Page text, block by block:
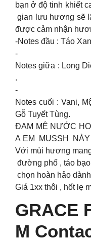
bạn ở độ tinh khiết
gian lưu hương sẽ
được cảm nhận
-Notes đầu : Táo
-
Notes giữa : Long
.
-
Notes cuối : Vani,
Gỗ Tuyết Tùng.
ĐAM MÊ NƯỚC
A EM MUSSH
Với mùi hương
đường phố , táo
chọn hoàn hảo
Giá 1xx thôi , hốt lẹ
GRACE
M